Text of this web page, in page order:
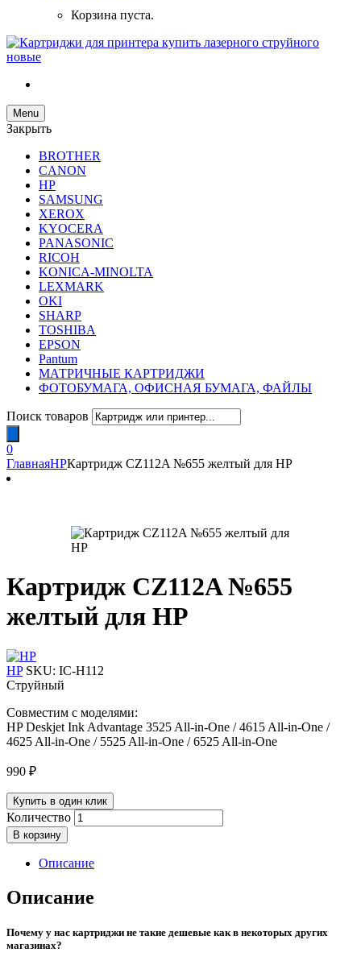
Корзина пуста.
Menu
Закрыть
BROTHER
CANON
HP
SAMSUNG
XEROX
KYOCERA
PANASONIC
RICOH
KONICA-MINOLTA
LEXMARK
OKI
SHARP
TOSHIBA
EPSON
Pantum
МАТРИЧНЫЕ КАРТРИДЖИ
ФОТОБУМАГА, ОФИСНАЯ БУМАГА, ФАЙЛЫ
Поиск товаров
0
ГлавнаяHPКартридж CZ112A №655 желтый для HP
Картридж CZ112A №655
желтый для HP
HP SKU: IC-H112
Струйный
Совместим с моделями:
HP Deskjet Ink Advantage 3525 All-in-One / 4615 All-in-One /
4625 All-in-One / 5525 All-in-One / 6525 All-in-One
990 ₽
Купить в один клик
Количество
В корзину
Описание
Описание
Почему у нас картриджи не такие дешевые как в некоторых других
магазинах?